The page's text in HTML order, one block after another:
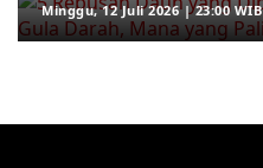
Minggu, 12 Juli 2026 | 23:00 WIB